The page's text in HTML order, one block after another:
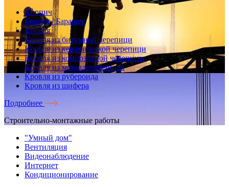
Кирпич
Короед / Барашек
Кровля
Кровля из битумной черепици
Кровля из керамической черепици
Кровля из композитной черепицы
Кровля из металлочерепицы
Кровля из рубероида
Кровля из шифера
Подробнее
Строительно-монтажные работы
"Умный дом"
Вентиляция
Видеонаблюдение
Интернет
Кондиционирование